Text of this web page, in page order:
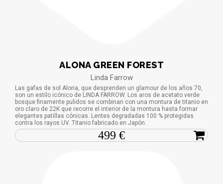
ALONA GREEN FOREST
Linda Farrow
Las gafas de sol Alona, ​​que desprenden un glamour de los años 70,
son un estilo icónico de LINDA FARROW. Los aros de acetato verde
bosque finamente pulidos se combinan con una montura de titanio en
oro claro de 22K que recorre el interior de la montura hasta formar
elegantes patillas cónicas. Lentes degradadas 100 % protegidas
contra los rayos UV. Titanio fabricado en Japón.
499 €